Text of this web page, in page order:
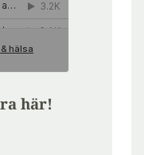
här!